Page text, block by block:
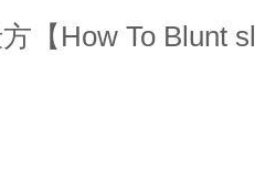
【How To Blunt